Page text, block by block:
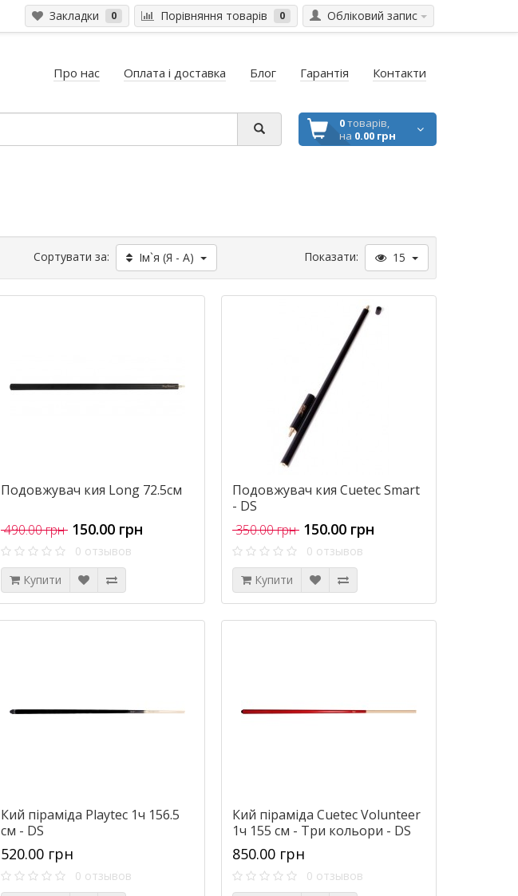
Обліковий запис
Закладки 0 Порівняння товарів 0
Про нас Оплата і доставка Блог Гарантія Контакти
0товарів,
на 0.00 грн
Сортувати за: Ім`я (Я - A) Показати: 15
Подовжувач кия Long 72.5см
490.00 грн 150.00 грн
0 отзывов
Купити
Подовжувач кия Cuetec Smart
- DS
350.00 грн 150.00 грн
0 отзывов
Купити
Кий піраміда Playtec 1ч 156.5
см - DS
520.00 грн
0 отзывов
Кий піраміда Cuetec Volunteer
1ч 155 см - Три кольори - DS
850.00 грн
0 отзывов